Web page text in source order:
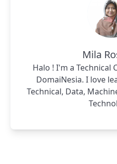
Mila
Halo ! I'm a Technical
DomaiNesia. I love
Technical, Data,